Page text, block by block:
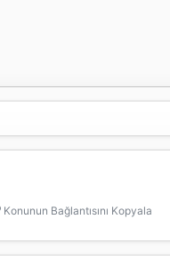
K
n
u
Konunun Bağlantısını Kopyala